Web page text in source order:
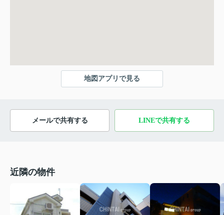
地図アプリで見る
メールで共有する LINEで共有する
近隣の物件